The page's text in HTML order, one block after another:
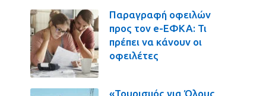
Παραγραφή οφειλών
προς τον e-ΕΦΚΑ: Τι
πρέπει να κάνουν οι
οφειλέτες
«Τουρισμός για Όλους